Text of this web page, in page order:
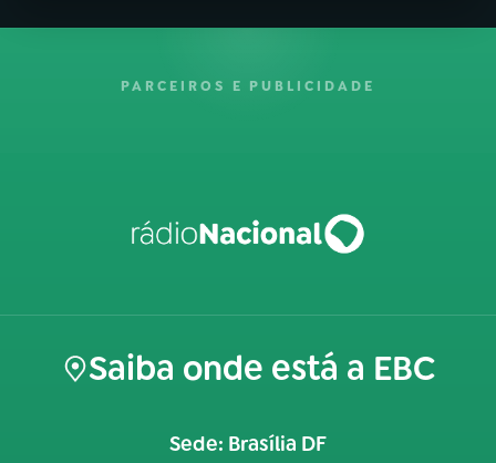
PARCEIROS E PUBLICIDADE
Saiba onde está a EBC
Sede: Brasília DF